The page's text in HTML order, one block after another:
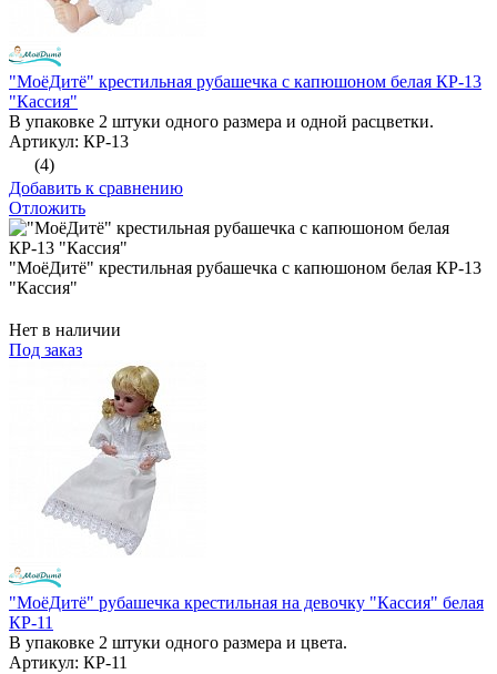
"МоёДитё" крестильная рубашечка с капюшоном белая КР-13
"Кассия"
В упаковке 2 штуки одного размера и одной расцветки.
Артикул: КР-13
(4)
Добавить к сравнению
Отложить
"МоёДитё" крестильная рубашечка с капюшоном белая КР-13
"Кассия"
Нет в наличии
Под заказ
"МоёДитё" рубашечка крестильная на девочку "Кассия" белая
КР-11
В упаковке 2 штуки одного размера и цвета.
Артикул: КР-11